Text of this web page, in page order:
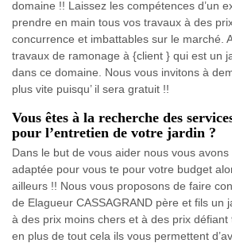
domaine !! Laissez les compétences d’un
prendre en main tous vos travaux à des
concurrence et imbattables sur le marché.
travaux de ramonage à {client } qui est un
dans ce domaine. Nous vous invitons à
plus vite puisqu’ il sera gratuit !!
Vous êtes à la recherche des
pour l’entretien de votre jardin ?
Dans le but de vous aider nous vous
adaptée pour vous te pour votre budget
ailleurs !! Nous vous proposons de faire
de Elagueur CASSAGRAND père et fils un
à des prix moins chers et à des prix
en plus de tout cela ils vous permettent